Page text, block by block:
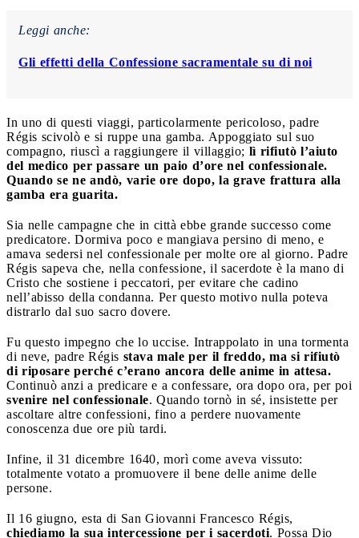
Leggi anche:
Gli effetti della Confessione sacramentale su di noi
In uno di questi viaggi, particolarmente pericoloso, padre
Régis scivolò e si ruppe una gamba. Appoggiato sul suo
compagno, riuscì a raggiungere il villaggio; lì rifiutò l’aiuto
del medico per passare un paio d’ore nel confessionale.
Quando se ne andò, varie ore dopo, la grave frattura alla
gamba era guarita.
Sia nelle campagne che in città ebbe grande successo come
predicatore. Dormiva poco e mangiava persino di meno, e
amava sedersi nel confessionale per molte ore al giorno. Padre
Régis sapeva che, nella confessione, il sacerdote è la mano di
Cristo che sostiene i peccatori, per evitare che cadino
nell’abisso della condanna. Per questo motivo nulla poteva
distrarlo dal suo sacro dovere.
Fu questo impegno che lo uccise. Intrappolato in una tormenta
di neve, padre Régis stava male per il freddo, ma si rifiutò
di riposare perché c’erano ancora delle anime in attesa.
Continuò anzi a predicare e a confessare, ora dopo ora, per poi
svenire nel confessionale. Quando tornò in sé, insistette per
ascoltare altre confessioni, fino a perdere nuovamente
conoscenza due ore più tardi.
Infine, il 31 dicembre 1640, morì come aveva vissuto:
totalmente votato a promuovere il bene delle anime delle
persone.
Il 16 giugno, esta di San Giovanni Francesco Régis,
chiediamo la sua intercessione per i sacerdoti. Possa Dio